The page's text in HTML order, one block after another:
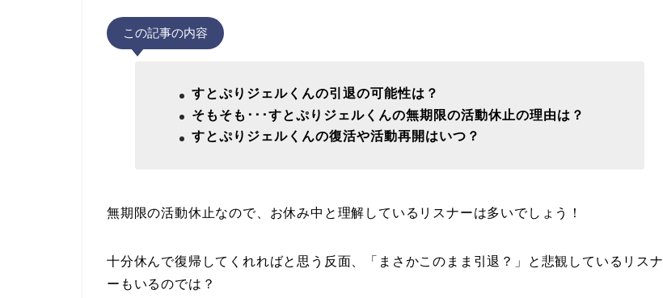
この記事の内容
すとぷりジェルくんの引退の可能性は？
そもそも･･･すとぷりジェルくんの無期限の活動休止の理由は？
すとぷりジェルくんの復活や活動再開はいつ？
無期限の活動休止なので、お休み中と理解しているリスナーは多いでしょう！
十分休んで復帰してくれればと思う反面、「まさかこのまま引退？」と悲観しているリスナ
ーもいるのでは？